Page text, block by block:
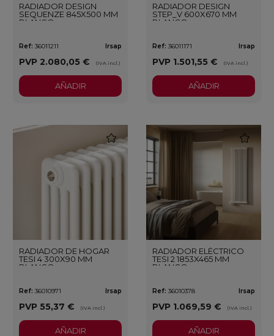
RADIADOR DESIGN
SEQUENZE 845X500 MM
BLANCO
Ref: 36011211 Irsap
PVP 2.080,05 € (IVA incl.)
AÑADIR
RADIADOR DESIGN
STEP_V 600X670 MM
BLANCO
Ref: 36011171 Irsap
PVP 1.501,55 € (IVA incl.)
AÑADIR
RADIADOR DE HOGAR
TESI 4 300X90 MM
BLANCO
Ref: 36010971 Irsap
PVP 55,37 € (IVA incl.)
favorite
AÑADIR
RADIADOR ELÉCTRICO
TESI 2 1853X465 MM
BLANCO
Ref: 36010378 Irsap
PVP 1.069,59 € (IVA incl.)
AÑADIR